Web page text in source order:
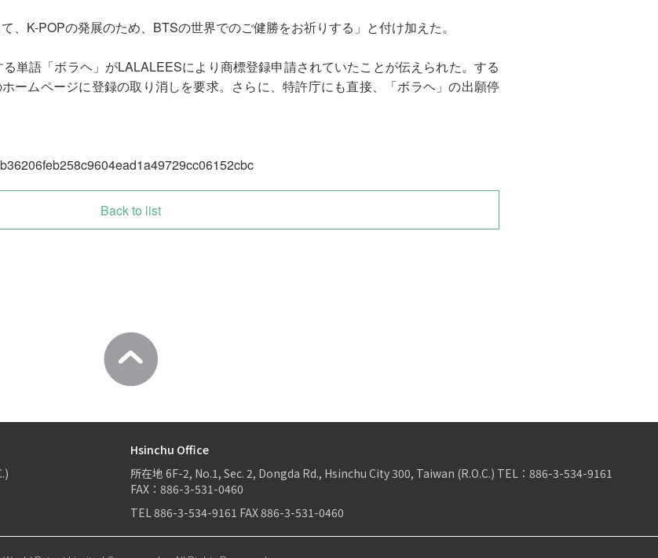
K-POPの発展のため、BTSの世界でのご健勝をお祈りする」と付け加えた。
単語「ボラヘ」がLALALEESにより商標登録申請されていたことが伝えられた。する
ームページに登録の取り消しを要求。さらに、特許庁にも直接、「ボラヘ」の出願停
Back to list
Hsinchu Office
所在地 6F-2, No.1, Sec. 2, Dongda Rd., Hsinchu City 300, Taiwan (R.O.C.) TEL： 886-3-534-9161
FAX：886-3-531-0460
TEL886-3-534-9161 FAX886-3-531-0460